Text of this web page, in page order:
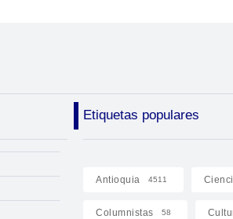
Etiquetas populares
Antioquia 4511
Columnistas 58